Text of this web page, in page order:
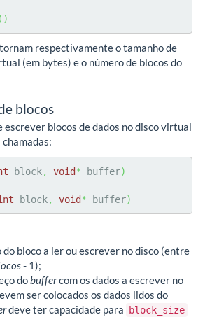
( )
respectivamente o tamanho de
(em bytes) e o número de blocos do
blocos
escrever blocos de dados no disco virtual
block, void* buffer)
block, void* buffer)
do bloco a ler ou escrever no disco (entre
- 1);
dobuffercom os dados a escrever no
ser colocados os dados lidos do
deve ter capacidade para block_size